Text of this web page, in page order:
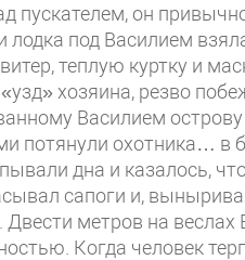
пускателем, он
лодка под Василием
теплую куртку и
хозяина, резво
Василием
потянули охотника… в
дна и казалось,
сапоги и,
Двести метров на
Когда человек